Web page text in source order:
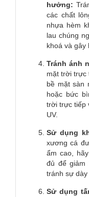
hưởng:
các chất
nhựa hèm
lau chúng
khoá và gây
Tránh ánh
mặt trời trực
bề mặt sàn
hoặc bức
trời trực tiếp
UV.
Sử dụng
xương cá
ẩm cao,
đủ để giảm
tránh sự dày
Sử dụng